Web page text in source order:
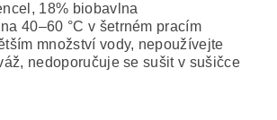
18% biobavlna
40–60 °C v šetrném pracím
množství vody, nepoužívejte
nedoporučuje se sušit v sušičce